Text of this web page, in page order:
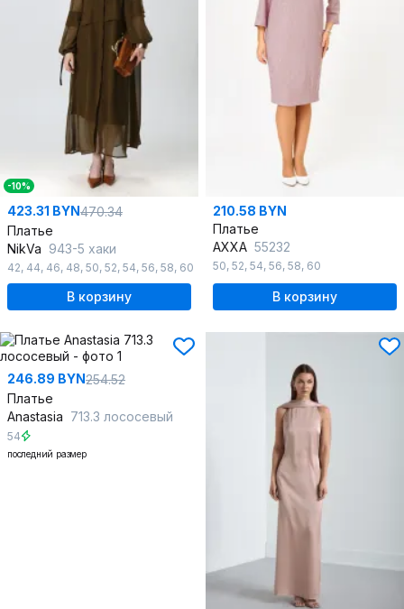
-10%
423.31 BYN470.34
Платье
NikVa 943-5 хаки
42, 44, 46, 48, 50, 52, 54, 56, 58, 60
В корзину
210.58 BYN
Платье
AXXA 55232
50, 52, 54, 56, 58, 60
В корзину
246.89 BYN254.52
Платье
Anastasia 713.3 лососевый
54
последний размер